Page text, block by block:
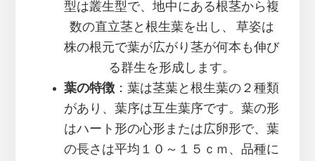
型は叢生型で、地中にある根茎から複
数の直立茎と根生葉を出し、 草姿は
株の根元で葉が広がり茎が何本も伸び
る群生を形成します。
葉の特徴 ：葉は茎葉と根生葉の２種類
があり、葉序は互生葉序です。葉の形
はハート形の心形または広卵形で、葉
の長さは平均１０～１５ｃｍ、品種に